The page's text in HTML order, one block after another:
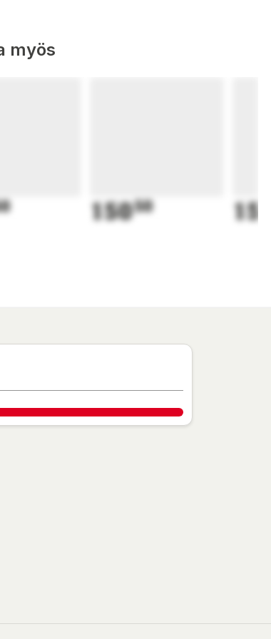
myös
15050